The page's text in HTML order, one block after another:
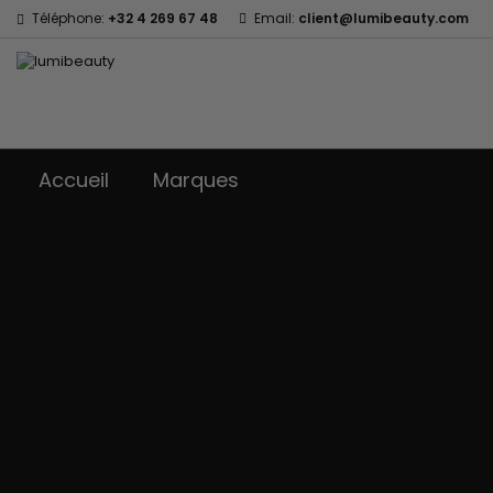
Téléphone: +32 4 269 67 48 Email: client@lumibeauty.com
Accueil Marques